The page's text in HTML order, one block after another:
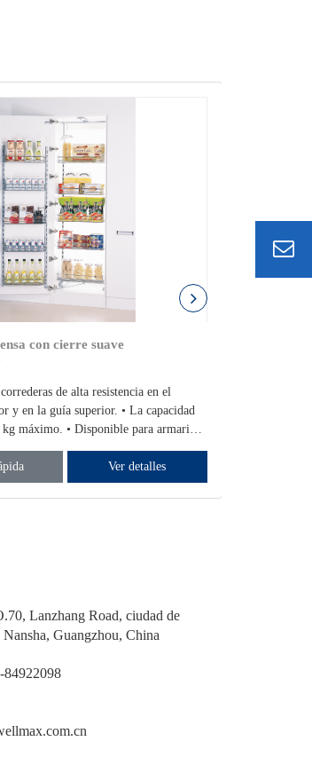
con cierre suave
de alta resistencia en el
y en la guía superior. • La capacidad
kg máximo. • Disponible para armarios
puerta.
Ver detalles
Lanzhang Road, ciudad de
Guangzhou, China
84922098